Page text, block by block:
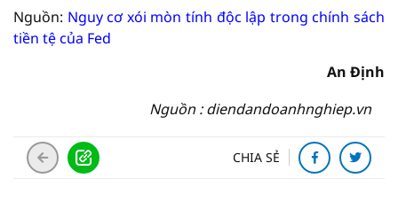
Nguồn: Nguy cơ xói mòn tính độc lập trong chính sách
tiền tệ của Fed
An Định
Nguồn : diendandoanhnghiep.vn
CHIA SẺ